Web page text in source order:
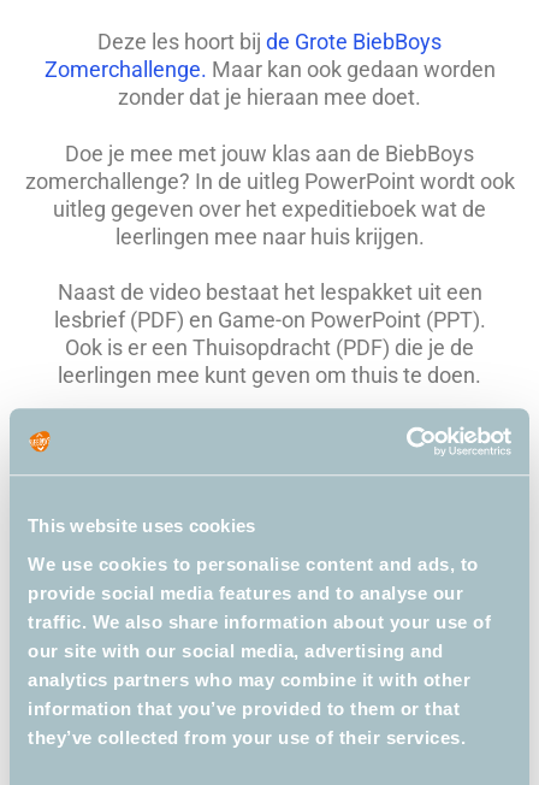
This website uses cookies
We use cookies to personalise content and ads, to
provide social media features and to analyse our
traffic. We also share information about your use of
our site with our social media, advertising and
analytics partners who may combine it with other
information that you’ve provided to them or that
they’ve collected from your use of their services.
Deze les hoort bij de Grote BiebBoys
Zomerchallenge. Maar kan ook gedaan worden
zonder dat je hieraan mee doet.
Doe je mee met jouw klas aan de BiebBoys
zomerchallenge? In de uitleg PowerPoint wordt ook
uitleg gegeven over het expeditieboek wat de
leerlingen mee naar huis krijgen.
Naast de video bestaat het lespakket uit een
lesbrief (PDF) en Game-on PowerPoint (PPT).
Ook is er een Thuisopdracht (PDF) die je de
leerlingen mee kunt geven om thuis te doen.
vind je in de lesbrief.
BIEBBOYS OP
YOUTUBE